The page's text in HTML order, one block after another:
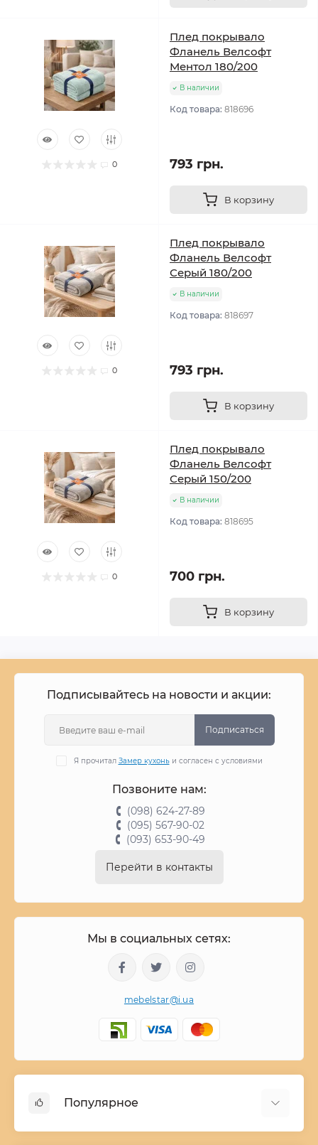
0
Плед покрывало
Фланель Велсофт
Ментол 180/200
В наличии
Код товара: 818696
793 грн.
В корзину
0
Плед покрывало
Фланель Велсофт
Серый 180/200
В наличии
Код товара: 818697
793 грн.
В корзину
0
Плед покрывало
Фланель Велсофт
Серый 150/200
В наличии
Код товара: 818695
700 грн.
В корзину
Подписывайтесь на новости и акции:
Подписаться
Я прочитал Замер кухоньи согласен с условиями
Позвоните нам:
(098) 624-27-89
(095) 567-90-02
(093) 653-90-49
Перейти в контакты
Мы в социальных сетях:
mebelstar@i.ua
Популярное